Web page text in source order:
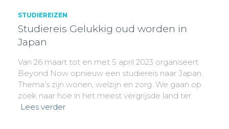
STUDIEREIZEN
Studiereis Gelukkig oud worden in
Japan
Van 26 maart tot en met 5 april 2023 organiseert
Beyond Now opnieuw een studiereis naar Japan.
Thema’s zijn wonen, welzijn en zorg. We gaan op
zoek naar hoe in het meest vergrijsde land ter
Lees verder